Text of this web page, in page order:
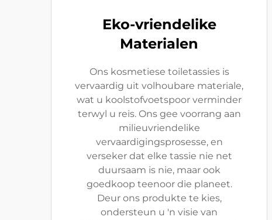
Eko-vriendelike
Materialen
Ons kosmetiese toiletassies is
vervaardig uit volhoubare materiale,
wat u koolstofvoetspoor verminder
terwyl u reis. Ons gee voorrang aan
milieuvriendelike
vervaardigingsprosesse, en
verseker dat elke tassie nie net
duursaam is nie, maar ook
goedkoop teenoor die planeet.
Deur ons produkte te kies,
ondersteun u 'n visie van